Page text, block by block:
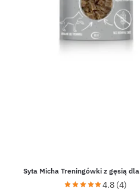
Syta Micha Treningówki z gęsią
4.8 (4)